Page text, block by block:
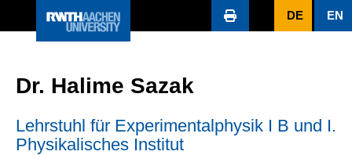
DE EN
Dr. Halime Sazak
Lehrstuhl für Experimentalphysik I B und I.
Physikalisches Institut